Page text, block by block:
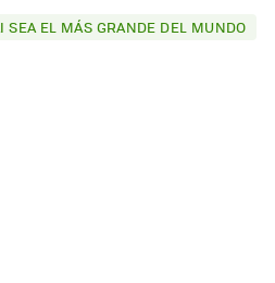
EL MÁS GRANDE DEL MUNDO